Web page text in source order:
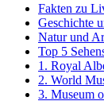
Fakten zu
Geschichte
Natur und
Top 5
1. Royal
2. World
3. Museum